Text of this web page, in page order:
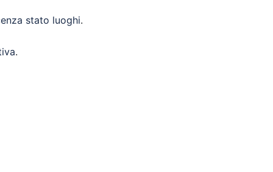
stato luoghi.
.